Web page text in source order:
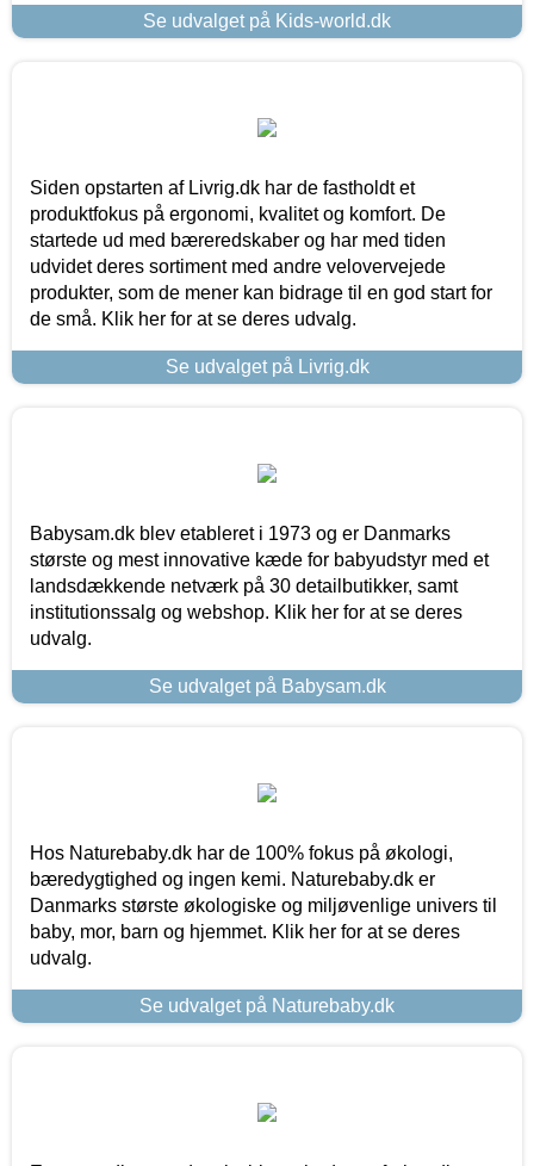
Se udvalget på Kids-world.dk
Siden opstarten af Livrig.dk har de fastholdt et
produktfokus på ergonomi, kvalitet og komfort. De
startede ud med bæreredskaber og har med tiden
udvidet deres sortiment med andre velovervejede
produkter, som de mener kan bidrage til en god start for
de små. Klik her for at se deres udvalg.
Se udvalget på Livrig.dk
Babysam.dk blev etableret i 1973 og er Danmarks
største og mest innovative kæde for babyudstyr med et
landsdækkende netværk på 30 detailbutikker, samt
institutionssalg og webshop. Klik her for at se deres
udvalg.
Se udvalget på Babysam.dk
Hos Naturebaby.dk har de 100% fokus på økologi,
bæredygtighed og ingen kemi. Naturebaby.dk er
Danmarks største økologiske og miljøvenlige univers til
baby, mor, barn og hjemmet. Klik her for at se deres
udvalg.
Se udvalget på Naturebaby.dk